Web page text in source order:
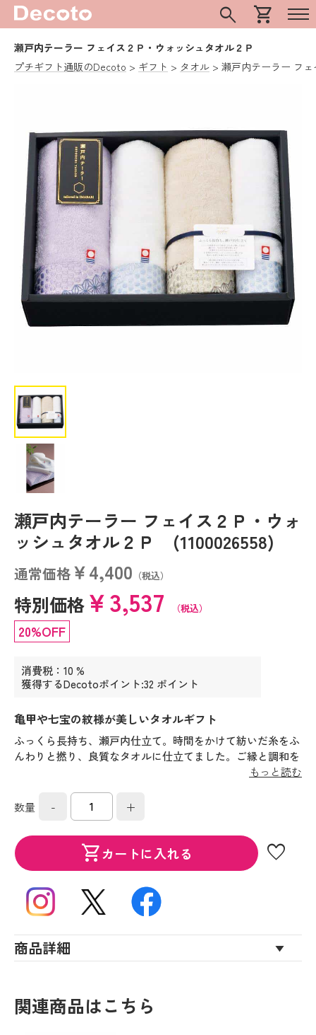
search shopping_cart
瀬戸内テーラー フェイス２Ｐ・ウォッシュタオル２Ｐ
プチギフト通販のDecoto
ギフト タオル 瀬戸内テーラー フ
瀬戸内テーラー フェイス２Ｐ・ウォ
ッシュタオル２Ｐ (1100026558)
通常価格￥4,400 （税込）
特別価格￥3,537 （税込）
20%OFF
消費税：10 %
獲得するDecotoポイント:32 ポイント
亀甲や七宝の紋様が美しいタオルギフト
ふっくら長持ち、瀬戸内仕立て。時間をかけて紡いだ糸をふ
んわりと撚り、良質なタオルに仕立てました。ご縁と調和を
意味する「亀甲」「籠目」「七宝」を散りばめたデザインの
もっと読む
数量 - +
shopping_cartカートに入れる favorite
商品詳細
関連商品はこちら